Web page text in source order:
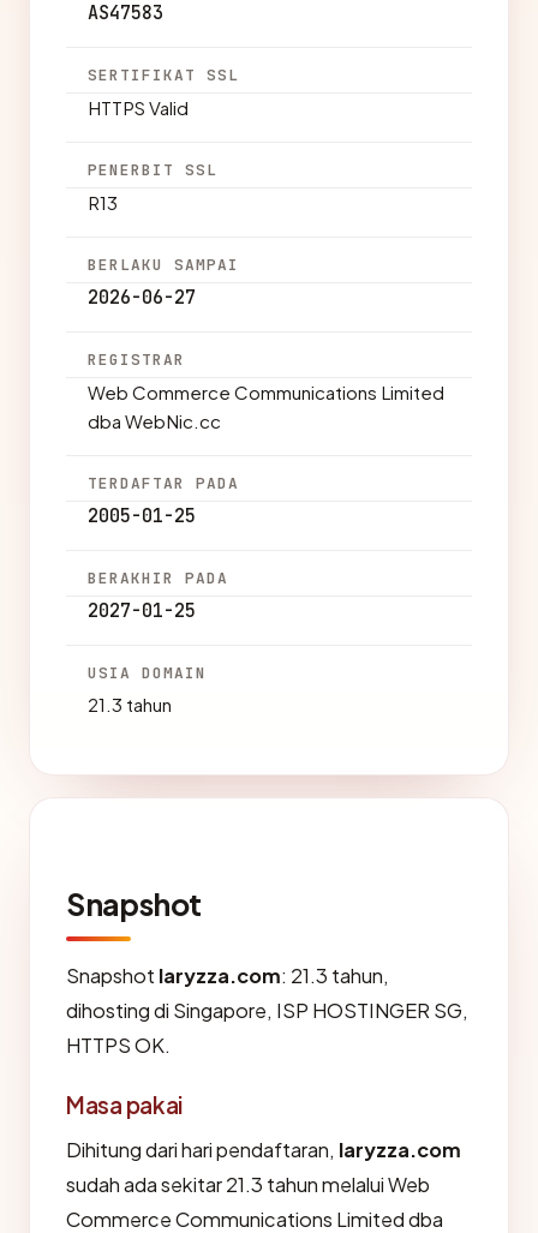
AS47583
SERTIFIKAT SSL
HTTPS Valid
PENERBIT SSL
R13
BERLAKU SAMPAI
2026-06-27
REGISTRAR
Web Commerce Communications Limited
dba WebNic.cc
TERDAFTAR PADA
2005-01-25
BERAKHIR PADA
2027-01-25
USIA DOMAIN
21.3 tahun
Snapshot
Snapshot laryzza.com: 21.3 tahun,
dihosting di Singapore, ISP HOSTINGER SG,
HTTPS OK.
Masa pakai
Dihitung dari hari pendaftaran, laryzza.com
sudah ada sekitar 21.3 tahun melalui Web
Commerce Communications Limited dba